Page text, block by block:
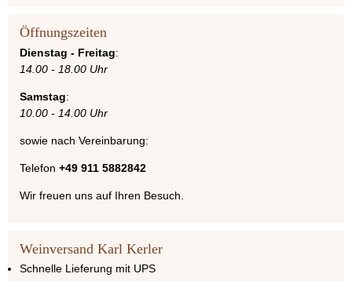
Öffnungszeiten
Dienstag - Freitag:
14.00 - 18.00 Uhr
Samstag:
10.00 - 14.00 Uhr
sowie nach Vereinbarung:
Telefon +49 911 5882842
Wir freuen uns auf Ihren Besuch.
Weinversand Karl Kerler
Schnelle Lieferung mit UPS